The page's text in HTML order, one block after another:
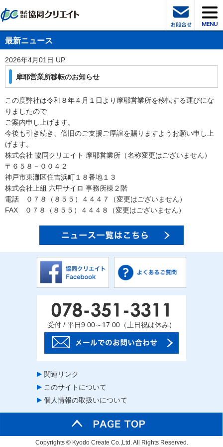
最新ニュース
2026年4月01日 UP
摩耶営業所移転のお知らせ
この度弊社は令和８年４月１日より摩耶営業所を移転する運びにな
りましたので
ご案内申し上げます。
今後も引き続き、倍旧のご支援ご厚誼を賜りますようお願い申し上
げます。
株式会社 協同クリエイト 摩耶営業所（名称変更はございません）
〒６５８－００４２
神戸市東灘区住吉浜町１８番地１３
株式会社上組 六甲サイロ 事務所棟２階
電話 ０７８（８５５）４４４７（変更はございません）
FAX ０７８（８５５）４４４８（変更はございません）
受付 / 平日9:00～17:00（土日祝は休み）
関連リンク
このサイトについて
個人情報の取扱いについて
Copyrights © Kyodo Create Co.,Ltd. All Rights Reserved.